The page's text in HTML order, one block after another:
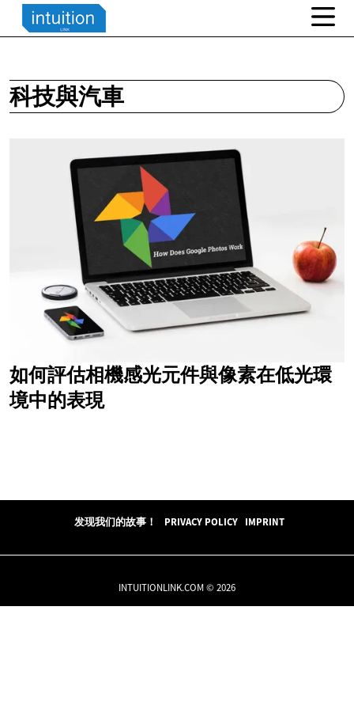
科技與汽車
如何評估相機感光元件與像素在低光環
境中的表現
发现我们的故事！ PRIVACY POLICY IMPRINT
INTUITIONLINK.COM © 2026